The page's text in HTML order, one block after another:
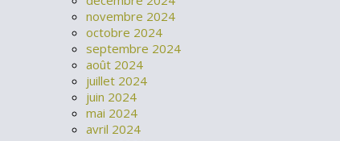
novembre 2024
octobre 2024
septembre 2024
août 2024
juillet 2024
juin 2024
mai 2024
avril 2024